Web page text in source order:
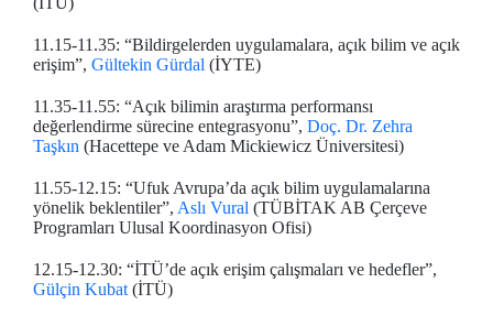
11.15-11.35: “Bildirgelerden uygulamalara, açık bilim ve açık
erişim”, Gültekin Gürdal (İYTE)
11.35-11.55: “Açık bilimin araştırma performansı
değerlendirme sürecine entegrasyonu”, Doç. Dr. Zehra
Taşkın (Hacettepe ve Adam Mickiewicz Üniversitesi)
11.55-12.15: “Ufuk Avrupa’da açık bilim uygulamalarına
yönelik beklentiler”, Aslı Vural (TÜBİTAK AB Çerçeve
Programları Ulusal Koordinasyon Ofisi)
12.15-12.30: “İTÜ’de açık erişim çalışmaları ve hedefler”,
Gülçin Kubat (İTÜ)